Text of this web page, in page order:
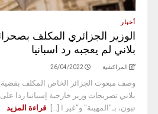
أخبار
الوزير الجزائري المكلف
بلاني لم يعجبه رد اسبانيا
المراكشية 26/04/2022
وصف مبعوث الجزائر الخاص المكلف بقضية
بلاني تصريحات وزير خارجية إسبانيا ردا
تبون، بـ"المهينة" و"غير ا [...]
قراءة المزيد